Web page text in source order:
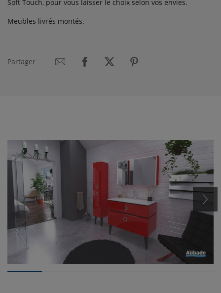
Soft Touch, pour vous laisser le choix selon vos envies.
Meubles livrés montés.
Partager